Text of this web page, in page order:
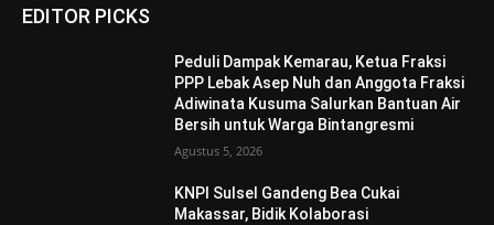
EDITOR PICKS
Peduli Dampak Kemarau, Ketua Fraksi
PPP Lebak Asep Nuh dan Anggota Fraksi
Adiwinata Kusuma Salurkan Bantuan Air
Bersih untuk Warga Bintangresmi
Agustus 5, 2026
KNPI Sulsel Gandeng Bea Cukai
Makassar, Bidik Kolaborasi